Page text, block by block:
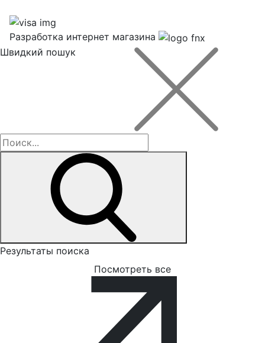
Разработка интернет магазина
Швидкий пошук
Результаты поиска
Посмотреть все